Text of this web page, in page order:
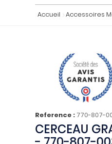
Accueil Accessoires
Reference : 770-807-
CERCEAU